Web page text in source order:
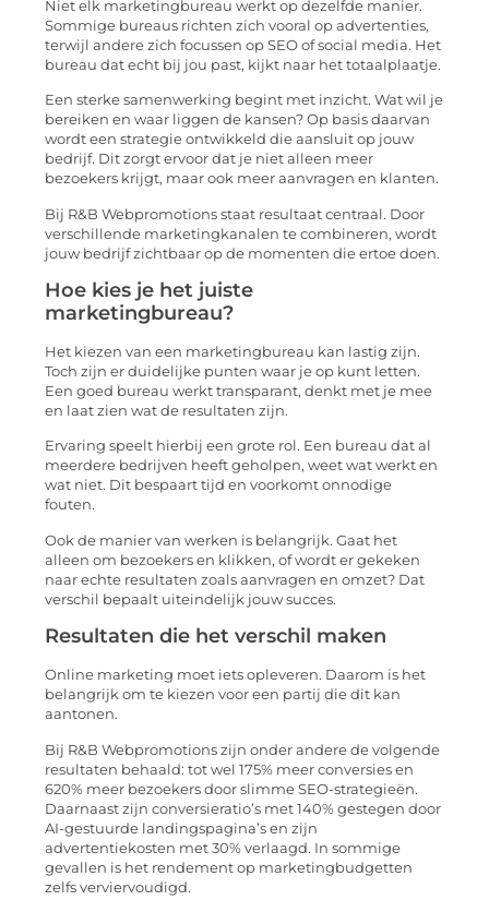
Niet elk marketingbureau werkt op dezelfde manier.
Sommige bureaus richten zich vooral op advertenties,
terwijl andere zich focussen op SEO of social media. Het
bureau dat echt bij jou past, kijkt naar het totaalplaatje.
Een sterke samenwerking begint met inzicht. Wat wil je
bereiken en waar liggen de kansen? Op basis daarvan
wordt een strategie ontwikkeld die aansluit op jouw
bedrijf. Dit zorgt ervoor dat je niet alleen meer
bezoekers krijgt, maar ook meer aanvragen en klanten.
Bij R&B Webpromotions staat resultaat centraal. Door
verschillende marketingkanalen te combineren, wordt
jouw bedrijf zichtbaar op de momenten die ertoe doen.
Hoe kies je het juiste
marketingbureau?
Het kiezen van een marketingbureau kan lastig zijn.
Toch zijn er duidelijke punten waar je op kunt letten.
Een goed bureau werkt transparant, denkt met je mee
en laat zien wat de resultaten zijn.
Ervaring speelt hierbij een grote rol. Een bureau dat al
meerdere bedrijven heeft geholpen, weet wat werkt en
wat niet. Dit bespaart tijd en voorkomt onnodige
fouten.
Ook de manier van werken is belangrijk. Gaat het
alleen om bezoekers en klikken, of wordt er gekeken
naar echte resultaten zoals aanvragen en omzet? Dat
verschil bepaalt uiteindelijk jouw succes.
Resultaten die het verschil maken
Online marketing moet iets opleveren. Daarom is het
belangrijk om te kiezen voor een partij die dit kan
aantonen.
Bij R&B Webpromotions zijn onder andere de volgende
resultaten behaald: tot wel 175% meer conversies en
620% meer bezoekers door slimme SEO-strategieën.
Daarnaast zijn conversieratio’s met 140% gestegen door
AI-gestuurde landingspagina’s en zijn
advertentiekosten met 30% verlaagd. In sommige
gevallen is het rendement op marketingbudgetten
zelfs verviervoudigd.